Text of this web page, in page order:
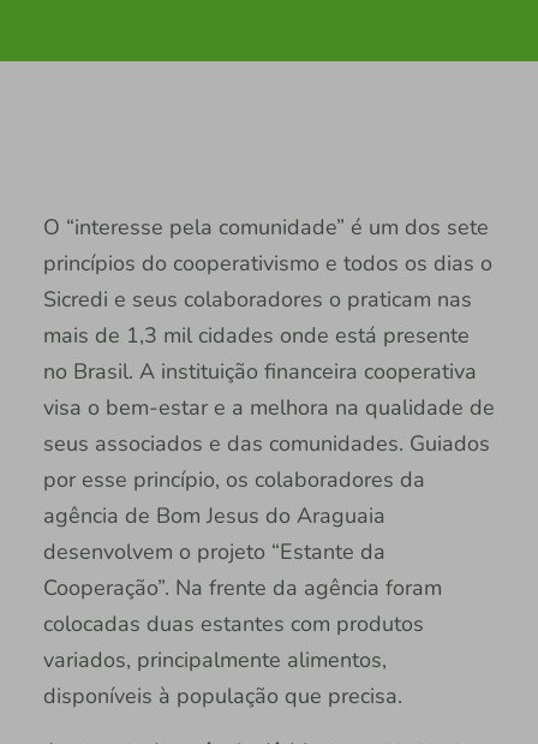
O “interesse pela comunidade” é um dos sete
princípios do cooperativismo e todos os dias o
Sicredi e seus colaboradores o praticam nas
mais de 1,3 mil cidades onde está presente
no Brasil. A instituição financeira cooperativa
visa o bem-estar e a melhora na qualidade de
seus associados e das comunidades. Guiados
por esse princípio, os colaboradores da
agência de Bom Jesus do Araguaia
desenvolvem o projeto “Estante da
Cooperação”. Na frente da agência foram
colocadas duas estantes com produtos
variados, principalmente alimentos,
disponíveis à população que precisa.